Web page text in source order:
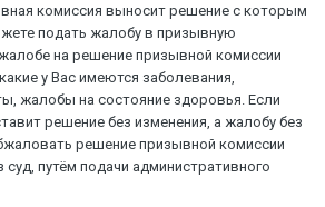
комиссия выносит решение с которым
подать жалобу в призывную
на решение призывной комиссии
у Вас имеются заболевания,
жалобы на состояние здоровья. Если
решение без изменения, а жалобу без
решение призывной комиссии
суд, путём подачи административного